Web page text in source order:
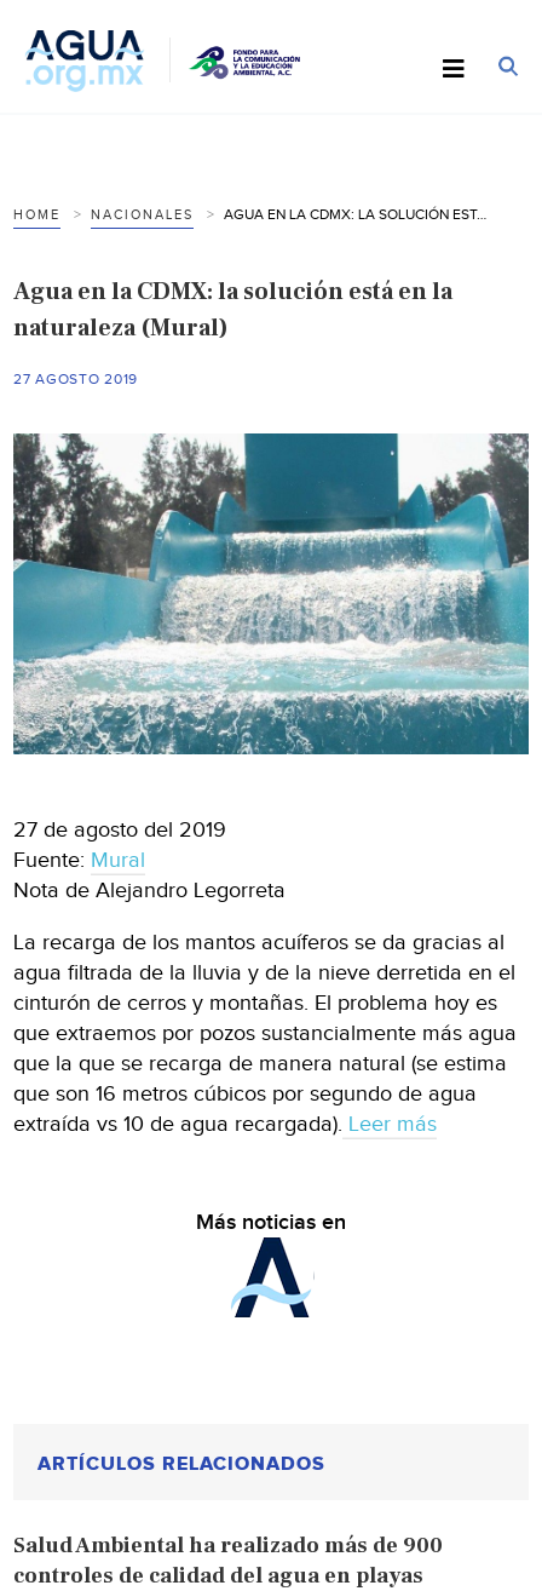
HOME NACIONALES AGUA EN LA CDMX: LA SOLUCIÓN ESTÁ EN LA NATURALEZA (MURAL)
Agua en la CDMX: la solución está en la
naturaleza (Mural)
27 AGOSTO 2019
27 de agosto del 2019
Fuente: Mural
Nota de Alejandro Legorreta
La recarga de los mantos acuíferos se da gracias al
agua filtrada de la lluvia y de la nieve derretida en el
cinturón de cerros y montañas. El problema hoy es
que extraemos por pozos sustancialmente más agua
que la que se recarga de manera natural (se estima
que son 16 metros cúbicos por segundo de agua
extraída vs 10 de agua recargada). Leer más
Más noticias en
ARTÍCULOS RELACIONADOS
Salud Ambiental ha realizado más de 900
controles de calidad del agua en playas